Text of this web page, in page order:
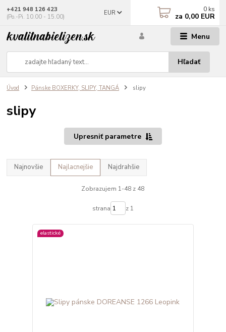
Menu
EUR
Hľadať
+421 948 126 423
(Po.-Pi. 10.00 - 15.00)
0 ks
za 0,00 EUR
Úvod Pánske BOXERKY, SLIPY, TANGÁ slipy
slipy
Upresniť parametre
Najnovšie Najlacnejšie Najdrahšie
Zobrazujem 1-48 z 48
strana z 1
elastické